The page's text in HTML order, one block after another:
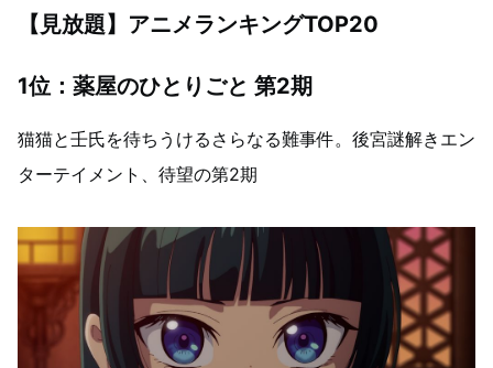
【見放題】アニメランキングTOP20
1位：薬屋のひとりごと 第2期
猫猫と壬氏を待ちうけるさらなる難事件。後宮謎解きエン
ターテイメント、待望の第2期